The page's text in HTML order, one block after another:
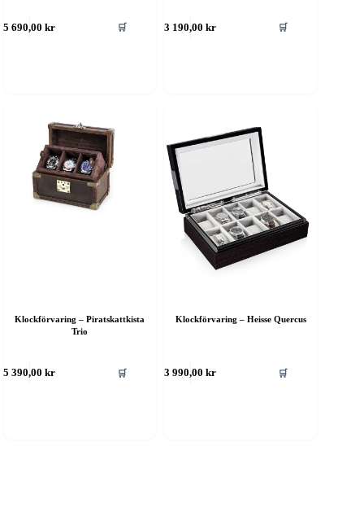
5 690,00kr 🛒 3 190,00kr 🛒
Klockförvaring – Piratskattkista
Trio
5 390,00kr 🛒
Klockförvaring – Heisse Quercus
3 990,00kr 🛒